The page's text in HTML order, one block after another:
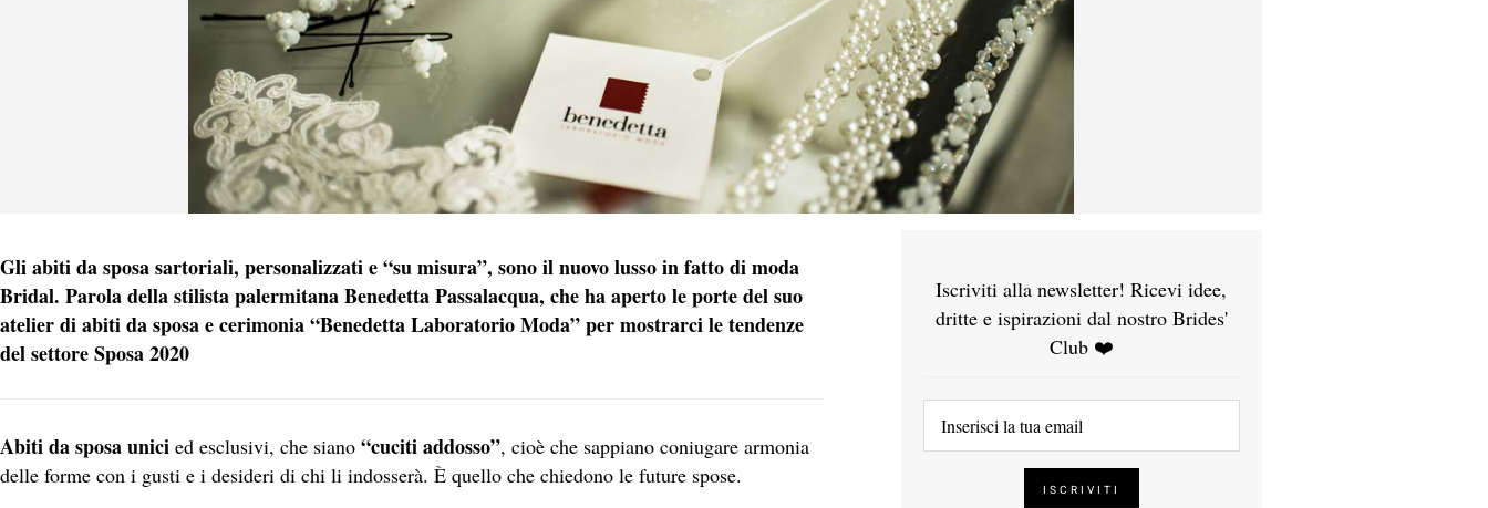
Gli abiti da sposa sartoriali, personalizzati e “su misura”, sono il nuovo lusso in fatto di moda
Bridal. Parola della stilista palermitana Benedetta Passalacqua, che ha aperto le porte del suo
atelier di abiti da sposa e cerimonia “Benedetta Laboratorio Moda” per mostrarci le tendenze
del settore Sposa 2020
Abiti da sposa unici ed esclusivi, che siano “cuciti addosso”, cioè che sappiano coniugare armonia
delle forme con i gusti e i desideri di chi li indosserà. È quello che chiedono le future spose.
Iscriviti alla newsletter! Ricevi idee,
dritte e ispirazioni dal nostro Brides'
Club ❤️